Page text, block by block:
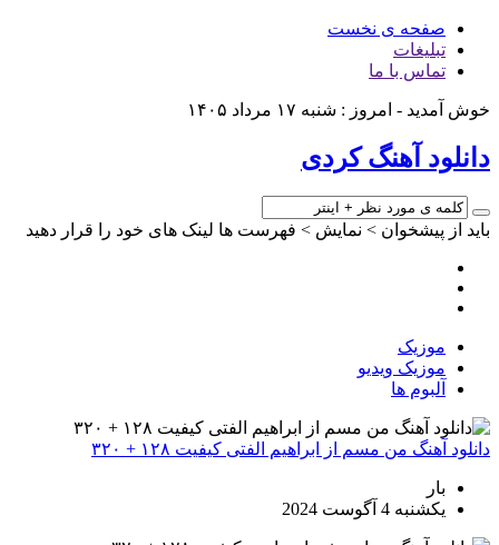
صفحه ی نخست
تبلیغات
تماس با ما
خوش آمدید - امروز : شنبه ۱۷ مرداد ۱۴۰۵
دانلود آهنگ کردی
باید از پیشخوان > نمایش > فهرست ها لینک های خود را قرار دهید
موزیک
موزیک ویدیو
آلبوم ها
دانلود آهنگ من مسم از ابراهیم الفتی کیفیت ۱۲۸ + ۳۲۰
بار
یکشنبه 4 آگوست 2024